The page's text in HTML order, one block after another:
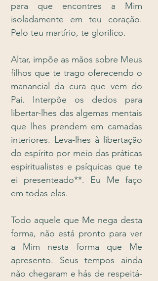
para que encontres a Mim
isoladamente em teu coração.
Pelo teu martírio, te glorifico.
Altar, impõe as mãos sobre Meus
filhos que te trago oferecendo o
manancial da cura que vem do
Pai. Interpõe os dedos para
libertar-lhes das algemas mentais
que lhes prendem em camadas
interiores. Leva-lhes à libertação
do espírito por meio das práticas
espiritualistas e psíquicas que te
ei presenteado**. Eu Me faço
em todas elas.
Todo aquele que Me nega desta
forma, não está pronto para ver
a Mim nesta forma que Me
apresento. Seus tempos ainda
não chegaram e hás de respeitá-